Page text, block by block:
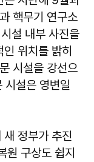
핵무기 연구소
설 내부 사진을
위치를 밝히
시설을 강선으
시설은 영변일
정부가 추진
원 구상도 쉽지